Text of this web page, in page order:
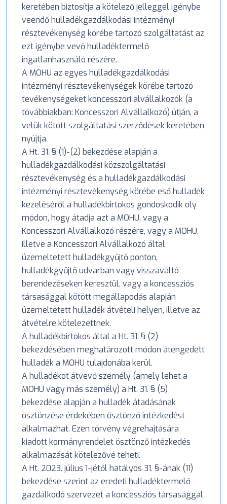
keretében biztosítja a kötelező jelleggel igénybe
veendő hulladékgazdálkodási intézményi
résztevékenység körébe tartozó szolgáltatást az
ezt igénybe vevő hulladéktermelő
ingatlanhasználó részére.
A MOHU az egyes hulladékgazdálkodási
intézményi résztevékenységek körébe tartozó
tevékenységeket koncesszori alvállalkozók (a
továbbiakban: Koncesszori Alvállalkozó) útján, a
velük kötött szolgáltatási szerződések keretében
nyújtja.
A Ht. 31. § (1)-(2) bekezdése alapján a
hulladékgazdálkodási közszolgáltatási
résztevékenység és a hulladékgazdálkodási
intézményi résztevékenység körébe eső hulladék
kezeléséről a hulladékbirtokos gondoskodik oly
módon, hogy átadja azt a MOHU, vagy a
Koncesszori Alvállalkozó részére, vagy a MOHU,
illetve a Koncesszori Alvállalkozó által
üzemeltetett hulladékgyűjtő ponton,
hulladékgyűjtő udvarban vagy visszaváltó
berendezéseken keresztül, vagy a koncessziós
társasággal kötött megállapodás alapján
üzemeltetett hulladék átvételi helyen, illetve az
átvételre kötelezettnek.
A hulladékbirtokos által a Ht. 31. § (2)
bekezdésében meghatározott módon átengedett
hulladék a MOHU tulajdonába kerül.
A hulladékot átvevő személy (amely lehet a
MOHU vagy más személy) a Ht. 31. § (5)
bekezdése alapján a hulladék átadásának
ösztönzése érdekében ösztönző intézkedést
alkalmazhat. Ezen törvény végrehajtására
kiadott kormányrendelet ösztönző intézkedés
alkalmazását kötelezővé teheti.
A Ht. 2023. július 1-jétől hatályos 31. §-ának (11)
bekezdése szerint az eredeti hulladéktermelő
gazdálkodó szervezet a koncessziós társasággal